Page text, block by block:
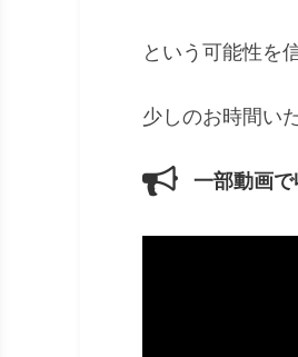
という可能性を
少しのお時間い
一部動画で